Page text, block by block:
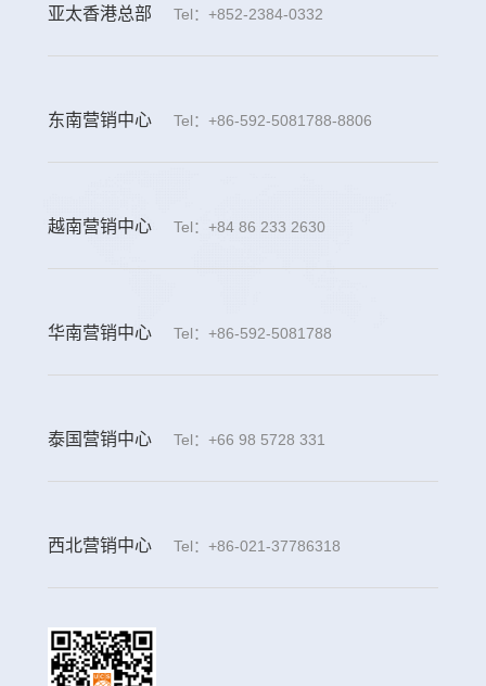
亚太香港总部 Tel：+852-2384-0332
东南营销中心 Tel：+86-592-5081788-8806
越南营销中心 Tel：+84 86 233 2630
华南营销中心 Tel：+86-592-5081788
泰国营销中心 Tel：+66 98 5728 331
西北营销中心 Tel：+86-021-37786318